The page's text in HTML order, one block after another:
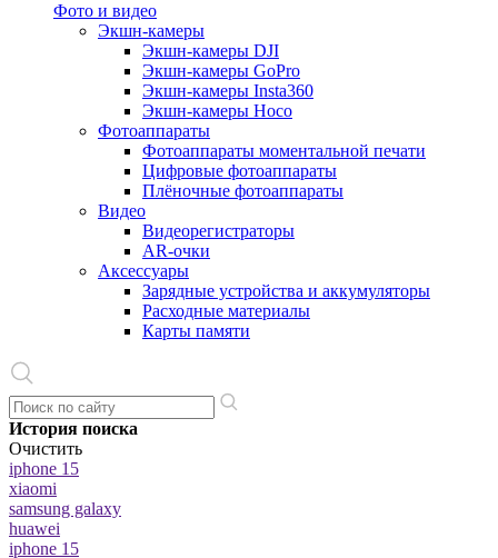
Фото и видео
Экшн-камеры
Экшн-камеры DJI
Экшн-камеры GoPro
Экшн-камеры Insta360
Экшн-камеры Hoco
Фотоаппараты
Фотоаппараты моментальной печати
Цифровые фотоаппараты
Плёночные фотоаппараты
Видео
Видеорегистраторы
AR-очки
Аксессуары
Зарядные устройства и аккумуляторы
Расходные материалы
Карты памяти
История поиска
Очистить
iphone 15
xiaomi
samsung galaxy
huawei
iphone 15